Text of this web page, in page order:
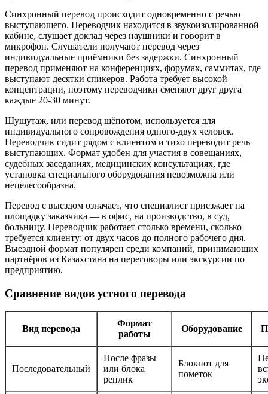
Синхронный перевод происходит одновременно с речью
выступающего. Переводчик находится в звукоизолированной
кабине, слушает доклад через наушники и говорит в
микрофон. Слушатели получают перевод через
индивидуальные приёмники без задержки. Синхронный
перевод применяют на конференциях, форумах, саммитах, где
выступают десятки спикеров. Работа требует высокой
концентрации, поэтому переводчики сменяют друг друга
каждые 20-30 минут.
Шушутаж, или перевод шёпотом, используется для
индивидуального сопровождения одного-двух человек.
Переводчик сидит рядом с клиентом и тихо переводит речь
выступающих. Формат удобен для участия в совещаниях,
судебных заседаниях, медицинских консультациях, где
установка специального оборудования невозможна или
нецелесообразна.
Перевод с выездом означает, что специалист приезжает на
площадку заказчика — в офис, на производство, в суд,
больницу. Переводчик работает столько времени, сколько
требуется клиенту: от двух часов до полного рабочего дня.
Выездной формат популярен среди компаний, принимающих
партнёров из Казахстана на переговоры или экскурсии по
предприятию.
Сравнение видов устного перевода
Вид перевода
Формат
работы
Оборудование
Последовательный
После фразы
или блока
реплик
Блокнот для
пометок